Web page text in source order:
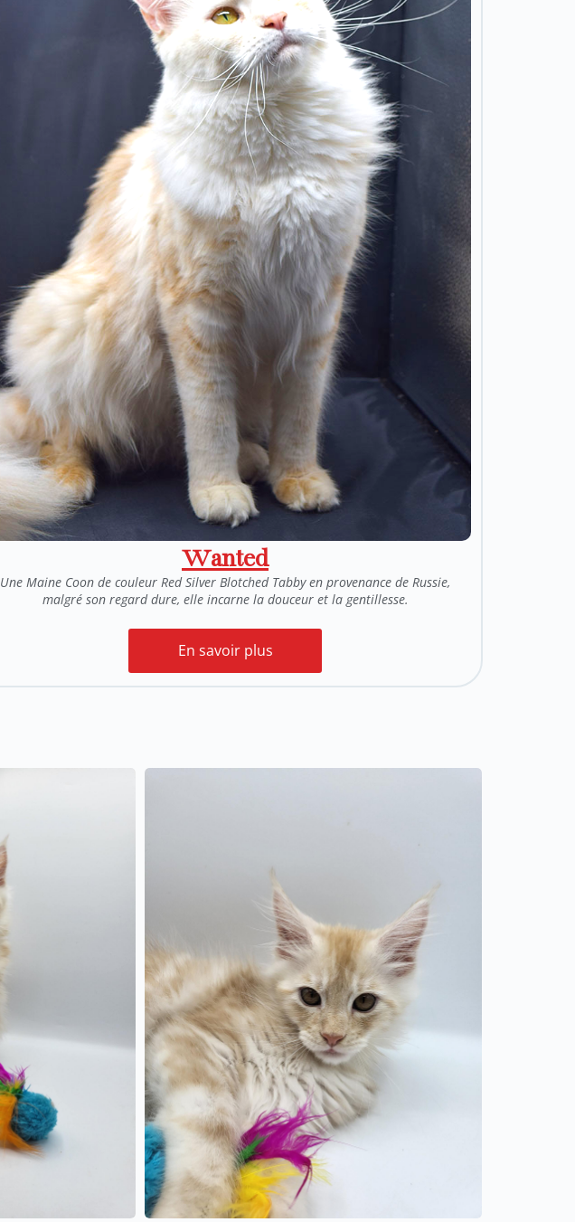
Wanted
Une Maine Coon de couleur Red Silver Blotched Tabby en provenance de Russie,
malgré son regard dure, elle incarne la douceur et la gentillesse.
En savoir plus